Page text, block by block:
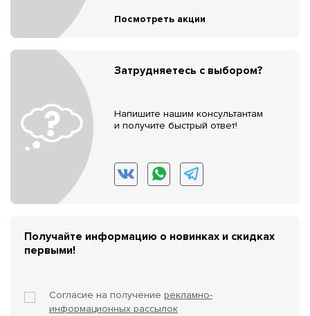
Посмотреть акции
Затрудняетесь с выбором?
Напишите нашим консультантам
и получите быстрый ответ!
Получайте информацию о новинках и скидках
первыми!
Согласие на получение рекламно-
информационных рассылок